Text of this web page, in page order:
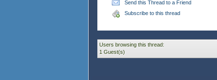
Send this Thread to a Friend
Subscribe to this thread
Users browsing this thread:
1 Guest(s)